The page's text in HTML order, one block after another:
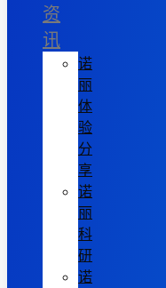
资
讯
诺
丽
体
验
分
享
诺
丽
科
研
诺